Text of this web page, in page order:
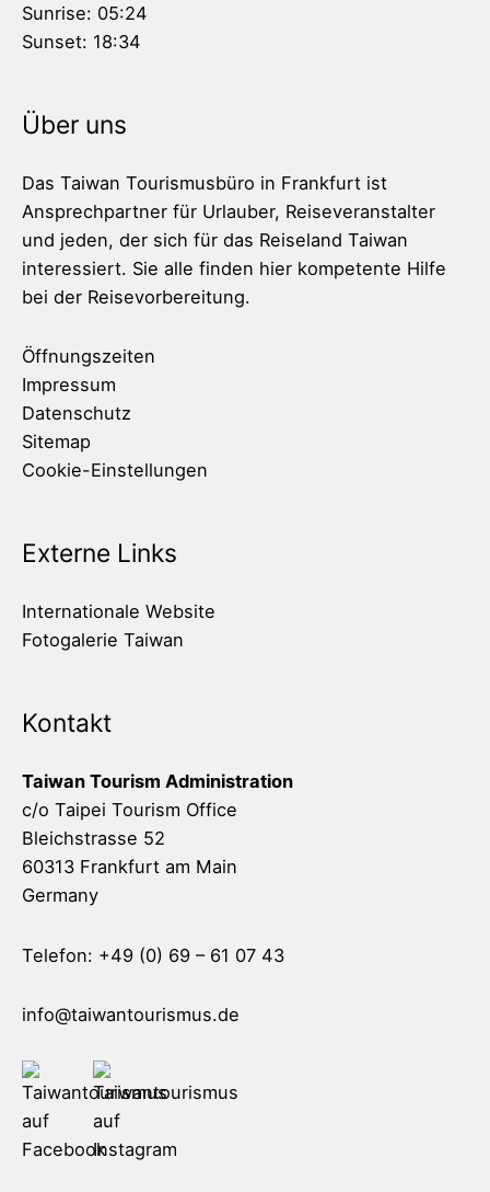
Sunrise: 05:24
Sunset: 18:34
Über uns
Das Taiwan Tourismusbüro in Frankfurt ist
Ansprechpartner für Urlauber, Reiseveranstalter
und jeden, der sich für das Reiseland Taiwan
interessiert. Sie alle finden hier kompetente Hilfe
bei der Reisevorbereitung.
Öffnungszeiten
Impressum
Datenschutz
Sitemap
Cookie-Einstellungen
Externe Links
Internationale Website
Fotogalerie Taiwan
Kontakt
Taiwan Tourism Administration
c/o Taipei Tourism Office
Bleichstrasse 52
60313 Frankfurt am Main
Germany
Telefon: +49 (0) 69 – 61 07 43
info@taiwantourismus.de